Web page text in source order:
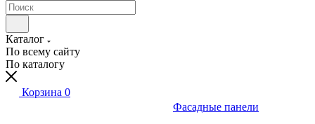
Каталог
По всему сайту
По каталогу
Корзина 0
Фасадные панели